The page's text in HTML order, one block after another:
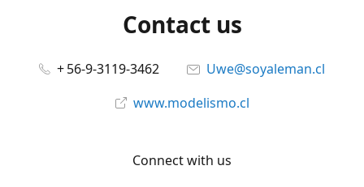
Contact us
+ 56-9-3119-3462
Uwe@soyaleman.cl
www.modelismo.cl
Connect with us